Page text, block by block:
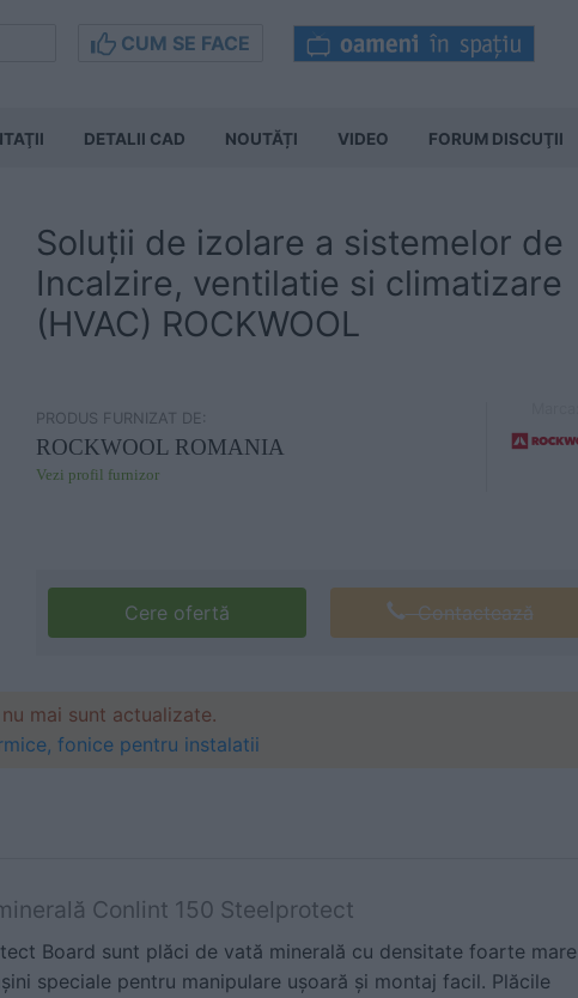
CUM SE FACE
DETALII CAD NOUTĂȚI VIDEO FORUM DISCUŢII
Soluții de izolare a sistemelor de
Incalzire, ventilatie si climatizare
(HVAC) ROCKWOOL
PRODUS FURNIZAT DE:
ROCKWOOL ROMANIA
Vezi profil furnizor
Cere ofertă Contactează
mai sunt actualizate.
fonice pentru instalatii
Conlint 150 Steelprotect
Board sunt plăci de vată minerală cu densitate foarte mare
speciale pentru manipulare ușoară și montaj facil. Plăcile